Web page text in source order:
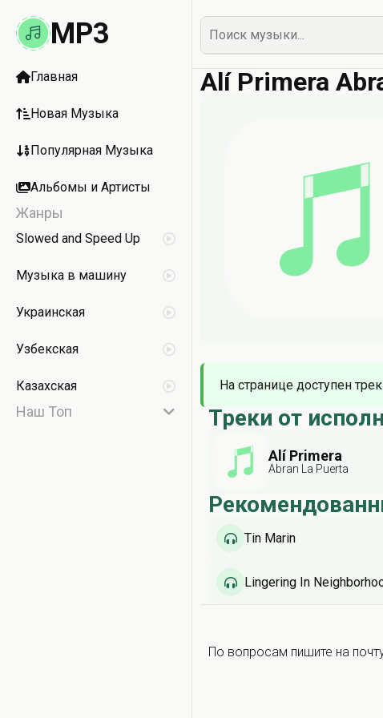
MP3
Главная
Новая Музыка
Популярная Музыка
Альбомы и Артисты
Жанры
Slowed and Speed Up
Музыка в машину
Украинская
Узбекская
Казахская
Наш Топ
Alí Primera
На странице доступен трек
Треки от
Alí Primera
Abran La Puerta
Tin Marin
Lingering In
По вопросам пишите на